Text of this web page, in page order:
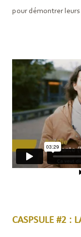
pour démontrer
CASPSULE #2 :